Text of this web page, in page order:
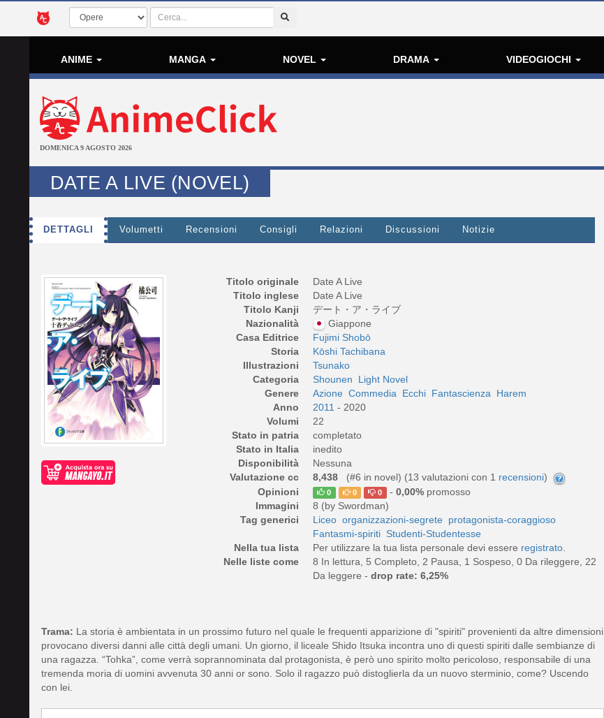
ANIME MANGA NOVEL DRAMA VIDEOGIOCHI
DOMENICA 9 AGOSTO 2026
DATE A LIVE (NOVEL)
DETTAGLI Volumetti Recensioni Consigli Relazioni Discussioni Notizie
Titolo originale
Date A Live
Titolo inglese
Date A Live
Titolo Kanji
デート・ア・ライブ
Nazionalità
Giappone
Casa Editrice
Fujimi Shobō
Storia
Kōshi Tachibana
Illustrazioni
Tsunako
Categoria
Shounen
Light Novel
Genere
Azione Commedia Ecchi Fantascienza Harem
Anno
2011 - 2020
Volumi
22
Stato in patria
completato
Stato in Italia
inedito
Disponibilità
Nessuna
Valutazione cc
8,438 (#6 in novel) (13 valutazioni con 1 recensioni)
Opinioni
0 0 0 - 0,00%promosso
Immagini
8 (by Swordman)
Tag generici
Liceo organizzazioni-segrete protagonista-coraggioso
Fantasmi-spiriti Studenti-Studentesse
Nella tua lista
Per utilizzare la tua lista personale devi essere registrato
Nelle liste come
8 In lettura, 5 Completo, 2 Pausa, 1 Sospeso, 0 Da rileggere, 22
Da leggere - drop rate: 6,25%
Trama: La storia è ambientata in un prossimo futuro nel quale le frequenti apparizione di "spiriti" provenienti da altre dimensioni
provocano diversi danni alle città degli umani. Un giorno, il liceale Shido Itsuka incontra uno di questi spiriti dalle sembianze di
una ragazza. “Tohka”, come verrà soprannominata dal protagonista, è però uno spirito molto pericoloso, responsabile di una
tremenda moria di uomini avvenuta 30 anni or sono. Solo il ragazzo può distoglierla da un nuovo sterminio, come? Uscendo
con lei.